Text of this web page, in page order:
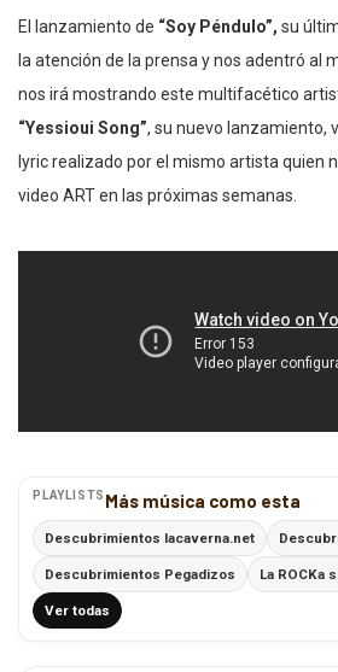
El lanzamiento de “Soy Péndulo”, su
la atención de la prensa y nos adentró al
nos irá mostrando este multifacético
“Yessioui Song”, su nuevo lanzamiento,
lyric realizado por el mismo artista quien
video ART en las próximas semanas.
PLAYLISTS Más música como esta
Descubrimientos lacaverna.net
Descubrimientos Pegadizos La ROCKa
Ver todas